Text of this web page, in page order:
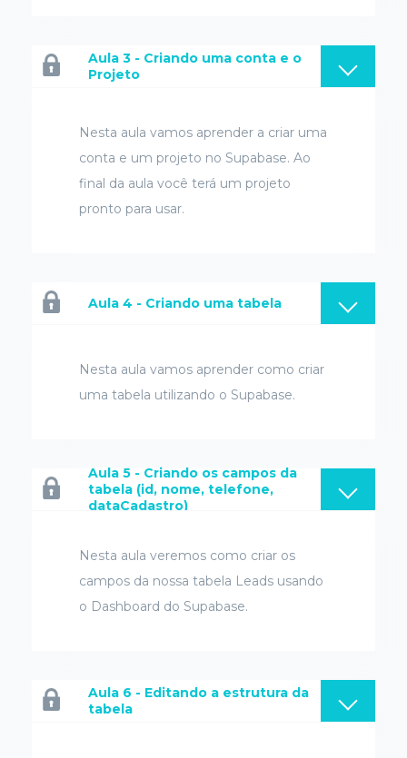
Aula 3 - Criando uma conta e o
Projeto
Nesta aula vamos aprender a criar uma
conta e um projeto no Supabase. Ao
final da aula você terá um projeto
pronto para usar.
Aula 4 - Criando uma tabela
Nesta aula vamos aprender como criar
uma tabela utilizando o Supabase.
Aula 5 - Criando os campos da
tabela (id, nome, telefone,
dataCadastro)
Nesta aula veremos como criar os
campos da nossa tabela Leads usando
o Dashboard do Supabase.
Aula 6 - Editando a estrutura da
tabela